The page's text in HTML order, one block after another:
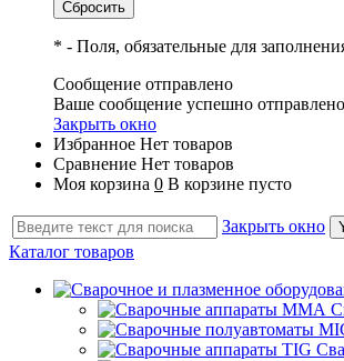
* - Поля, обязательные для
Сообщение отправлено
Ваше сообщение успешно
Закрыть окно
Избранное Нет товаров
Сравнение Нет товаров
Моя корзина 0 В корзине пусто
Закрыть окно
Каталог товаров